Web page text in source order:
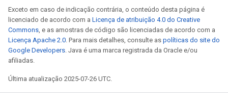
Exceto em caso de indicação contrária, o conteúdo desta página é
licenciado de acordo com a Licença de atribuição 4.0 do Creative
Commons, e as amostras de código são licenciadas de acordo com a
Licença Apache 2.0. Para mais detalhes, consulte as políticas do site do
Google Developers. Java é uma marca registrada da Oracle e/ou
afiliadas.
Última atualização 2025-07-26 UTC.